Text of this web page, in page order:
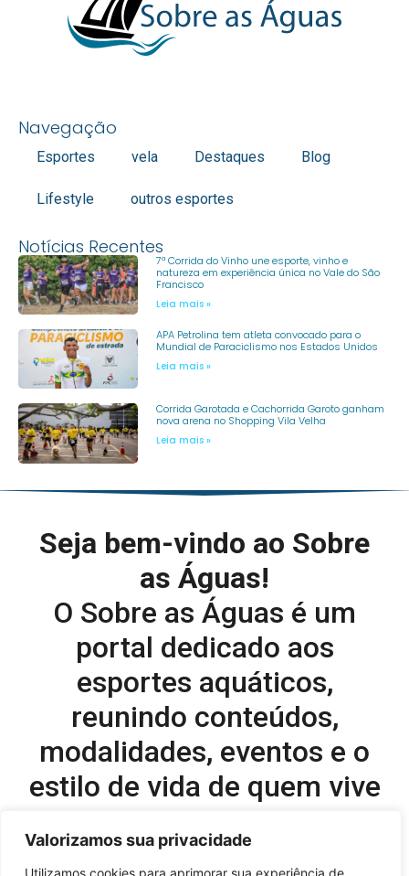
Valorizamos sua privacidade
Utilizamos cookies para aprimorar sua experiência de
Navegação
Esportes vela Destaques Blog
Lifestyle outros esportes
Notícias Recentes
7ª Corrida do Vinho une esporte, vinho e
natureza em experiência única no Vale do São
Francisco
Leia mais »
APA Petrolina tem atleta convocado para o
Mundial de Paraciclismo nos Estados Unidos
Leia mais »
Corrida Garotada e Cachorrida Garoto ganham
nova arena no Shopping Vila Velha
Leia mais »
Seja bem-vindo ao Sobre
as Águas!
O Sobre as Águas é um
portal dedicado aos
esportes aquáticos,
reunindo conteúdos,
modalidades, eventos e o
estilo de vida de quem vive